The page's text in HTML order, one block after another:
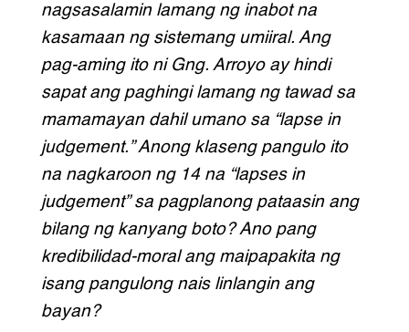
nagsasalamin lamang ng inabot na
kasamaan ng sistemang umiiral. Ang
pag-aming ito ni Gng. Arroyo ay hindi
sapat ang paghingi lamang ng tawad sa
mamamayan dahil umano sa “lapse in
judgement.” Anong klaseng pangulo ito
na nagkaroon ng 14 na “lapses in
judgement” sa pagplanong pataasin ang
bilang ng kanyang boto? Ano pang
kredibilidad-moral ang maipapakita ng
isang pangulong nais linlangin ang
bayan?